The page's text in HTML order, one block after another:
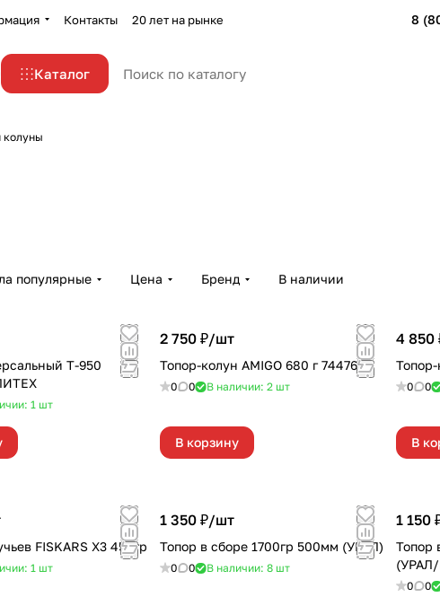
Контакты 20 лет на рынке 8
Каталог
колуны
популярные Цена Бренд В наличии
Т-950
1 шт
2 750 ₽/шт
Топор-колун AMIGO 680 г 74476
0 0 В наличии: 2 шт
В корзину
4 850
Топор-
0 0
В
FISKARS Х3 450гр
1 шт
1 350 ₽/шт
Топор в сборе 1700гр 500мм (УРАЛ)
0 0 В наличии: 8 шт
1 150
Топор
0 0